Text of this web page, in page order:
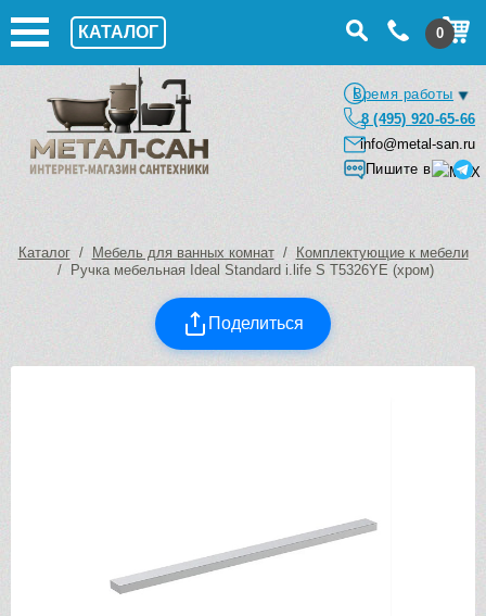
КАТАЛОГ 0
Время работы
8 (495) 920-65-66
info@metal-san.ru
Пишите в
Каталог/ Мебель для ванных комнат/
Комплектующие к мебели
/ Ручка мебельная Ideal Standard i.life S T5326YE (хром)
Поделиться